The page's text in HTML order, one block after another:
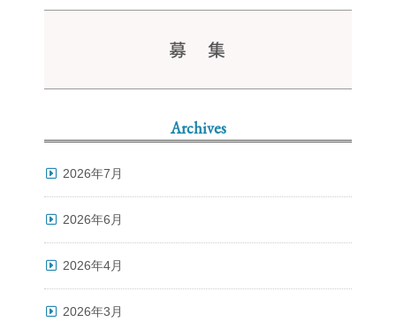
募 集
Archives
2026年7月
2026年6月
2026年4月
2026年3月